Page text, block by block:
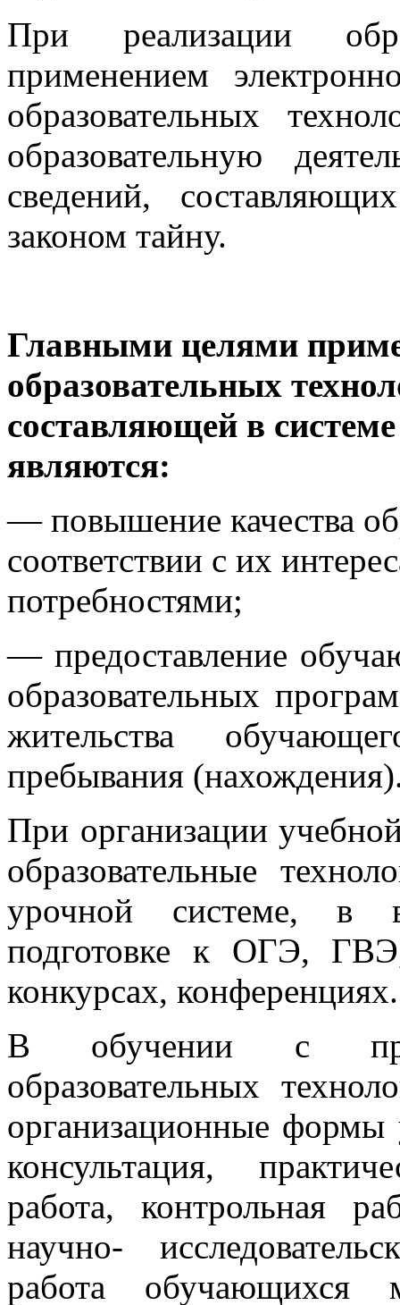
При реализации
применением
образовательных
образовательную
сведений,
законом тайну.
Главными целями
образовательных
составляющей в
являются:
— повышение качества
соответствии с их
потребностями;
— предоставление
образовательных
жительства
пребывания
При организации
образовательные
урочной системе, в
подготовке к ОГЭ,
конкурсах, конференциях.
В обучении с
образовательных
организационные формы
консультация,
работа, контрольная
научно-
работа обучающихся